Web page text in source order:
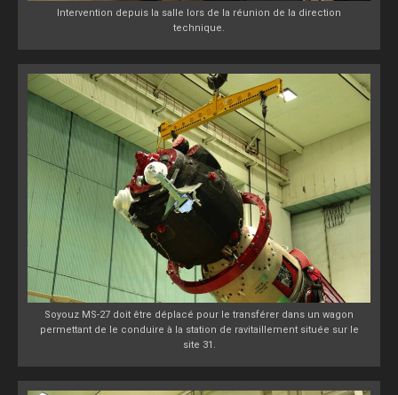
Intervention depuis la salle lors de la réunion de la direction
technique.
Soyouz MS-27 doit être déplacé pour le transférer dans un wagon
permettant de le conduire à la station de ravitaillement située sur le
site 31.